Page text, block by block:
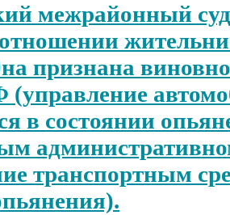
межрайонный
признана
в состоянии
транспортным